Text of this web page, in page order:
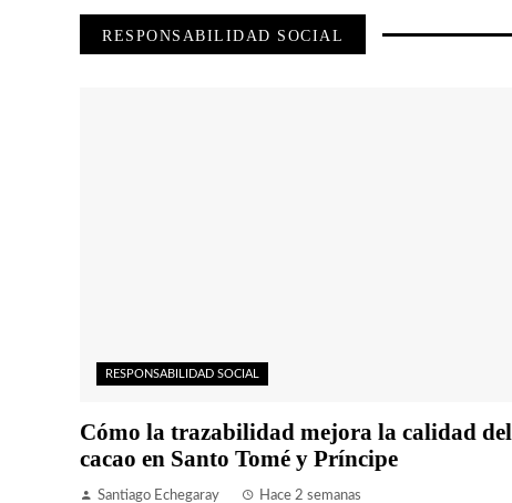
RESPONSABILIDAD SOCIAL
RESPONSABILIDAD SOCIAL
Cómo la trazabilidad mejora la calidad del
cacao en Santo Tomé y Príncipe
Santiago Echegaray Hace 2 semanas